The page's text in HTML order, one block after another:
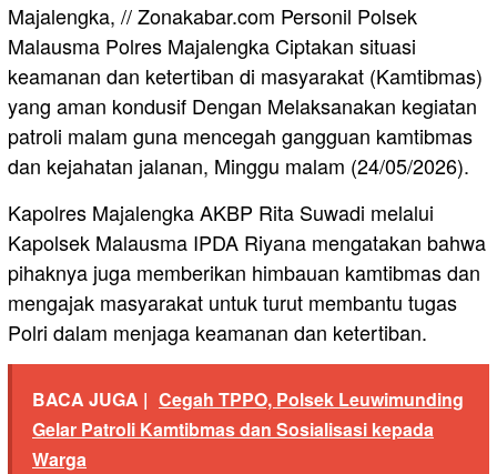
Majalengka, // Zonakabar.com Personil Polsek
Malausma Polres Majalengka Ciptakan situasi
keamanan dan ketertiban di masyarakat (Kamtibmas)
yang aman kondusif Dengan Melaksanakan kegiatan
patroli malam guna mencegah gangguan kamtibmas
dan kejahatan jalanan, Minggu malam (24/05/2026).
Kapolres Majalengka AKBP Rita Suwadi melalui
Kapolsek Malausma IPDA Riyana mengatakan bahwa
pihaknya juga memberikan himbauan kamtibmas dan
mengajak masyarakat untuk turut membantu tugas
Polri dalam menjaga keamanan dan ketertiban.
BACA JUGA | Cegah TPPO, Polsek Leuwimunding
Gelar Patroli Kamtibmas dan Sosialisasi kepada
Warga